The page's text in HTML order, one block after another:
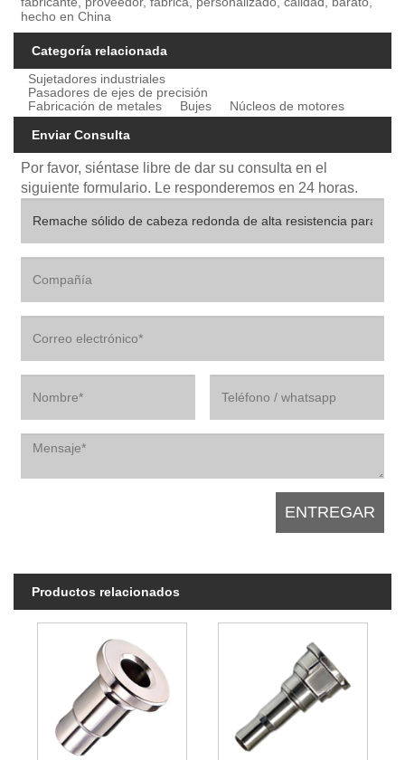
hecho en China
Categoría relacionada
Sujetadores industriales
Pasadores de ejes de precisión
Fabricación de metales
Bujes Núcleos de motores
Enviar Consulta
Por favor, siéntase libre de dar su consulta en el
siguiente formulario. Le responderemos en 24 horas.
Productos relacionados